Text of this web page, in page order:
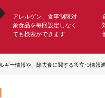
アレルゲン、食事制限対
象食品を毎回設定しなく
ても検索ができます
ギー情報や、除去食に関する役立つ情報満